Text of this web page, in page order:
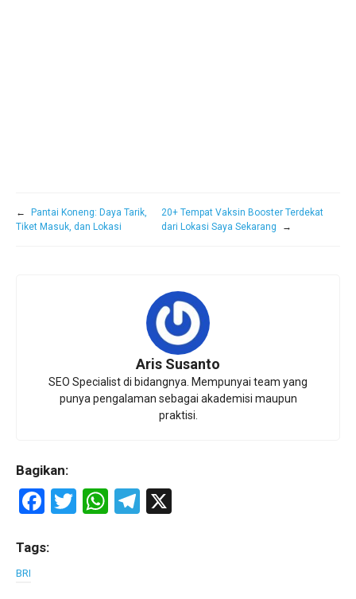
←
Pantai Koneng: Daya Tarik,
Tiket Masuk, dan Lokasi
20+ Tempat Vaksin Booster Terdekat
dari Lokasi Saya Sekarang
→
Aris Susanto
SEO Specialist di bidangnya. Mempunyai team yang
punya pengalaman sebagai akademisi maupun
praktisi.
Bagikan:
F
ce
T
W T
Tags:
BRI